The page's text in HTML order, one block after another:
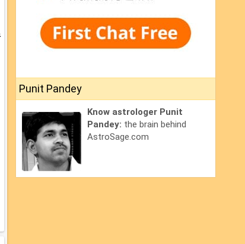
Punit Pandey
Know astrologer Punit
Pandey: the brain behind
AstroSage.com